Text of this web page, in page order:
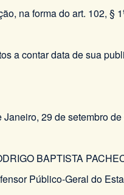
na forma do art. 102, §
a contar data de sua
Janeiro, 29 de setembro de
BAPTISTA
Público-Geral do